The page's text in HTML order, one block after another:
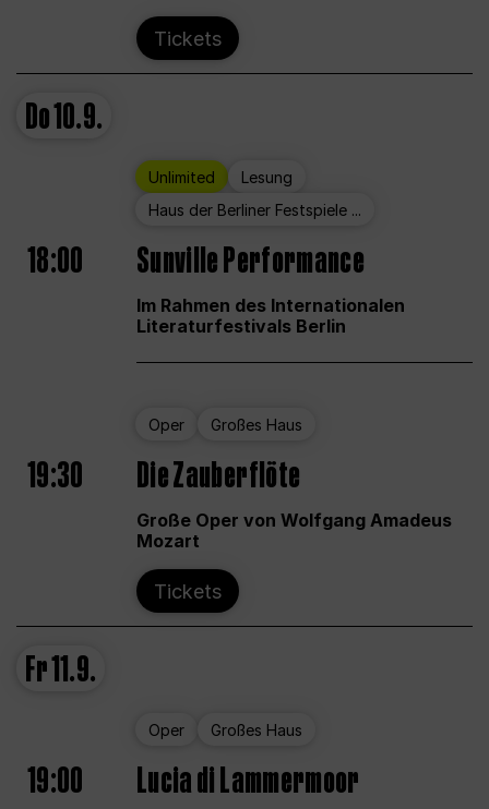
Tickets
Do10.9.
Unlimited
Lesung
Haus der Berliner Festspiele ...
18:00 Sunville Performance
Im Rahmen des Internationalen
Literaturfestivals Berlin
Oper Großes Haus
19:30 Die Zauberflöte
Große Oper von Wolfgang Amadeus
Mozart
Tickets
Fr11.9.
Oper Großes Haus
19:00 Lucia di Lammermoor